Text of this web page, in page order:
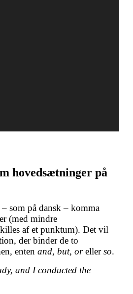
hovedsætninger på
som på dansk – komma
(med mindre
af et punktum). Det vil
der binder de to
enten and, but, orellerso.
and I conducted the